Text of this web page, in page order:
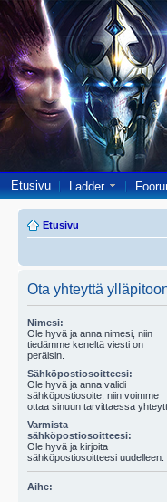
Etusivu Ladder
Etusivu
Ota yhteyttä
Nimesi:
Ole hyvä ja anna nimesi, niin
tiedämme keneltä viesti on
peräisin.
Sähköpostiosoitteesi:
Ole hyvä ja anna validi
sähköpostiosoite, niin voimme
ottaa sinuun tarvittaessa
Varmista
sähköpostiosoitteesi:
Ole hyvä ja kirjoita
sähköpostiosoitteesi uudelleen.
Aihe: